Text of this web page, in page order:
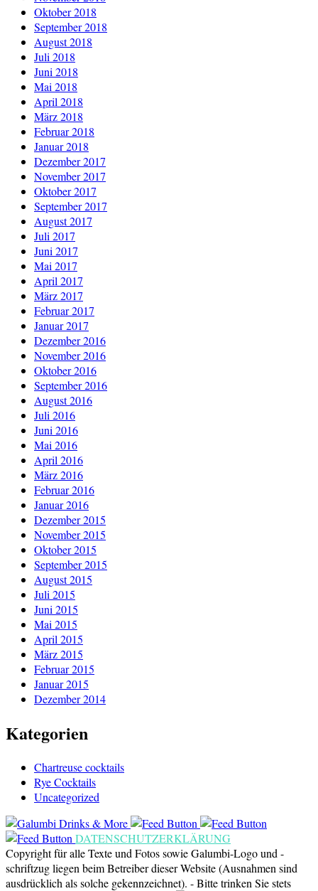
Oktober 2018
September 2018
August 2018
Juli 2018
Juni 2018
Mai 2018
April 2018
März 2018
Februar 2018
Januar 2018
Dezember 2017
November 2017
Oktober 2017
September 2017
August 2017
Juli 2017
Juni 2017
Mai 2017
April 2017
März 2017
Februar 2017
Januar 2017
Dezember 2016
November 2016
Oktober 2016
September 2016
August 2016
Juli 2016
Juni 2016
Mai 2016
April 2016
März 2016
Februar 2016
Januar 2016
Dezember 2015
November 2015
Oktober 2015
September 2015
August 2015
Juli 2015
Juni 2015
Mai 2015
April 2015
März 2015
Februar 2015
Januar 2015
Dezember 2014
Kategorien
Chartreuse cocktails
Rye Cocktails
Uncategorized
DATENSCHUTZERKLÄRUNG
Copyright für alle Texte und Fotos sowie Galumbi-Logo und -
schriftzug liegen beim Betreiber dieser Website (Ausnahmen sind
ausdrücklich als solche gekennzeichnet). - Bitte trinken Sie stets